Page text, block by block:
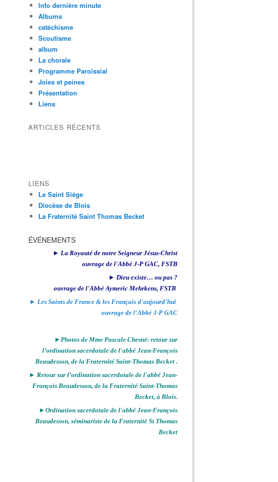
Info dernière minute
Albums
catéchisme
Scoutisme
album
La chorale
Programme Paroissial
Joies et peines
Présentation
Liens
ARTICLES RÉCENTS
LIENS
Le Saint Siège
Diocèse de Blois
La Fraternité Saint Thomas Becket
ÉVÉNEMENTS
► La Royauté de notre Seigneur Jésus-Christ
ouvrage de l'Abbé J-P GAC, FSTB
► Dieu existe… ou pas ?
ouvrage de l'Abbé Aymeric Mehrkens, FSTB
► Les Saints de France & les Français d'aujourd'hui
ouvrage de l'Abbé J-P GAC
►Photos de Mme Pascale Chesné: retour sur
l’ordination sacerdotale de l'abbé Jean-François
Beaudesson, de la Fraternité Saint-Thomas Becket .
► Retour sur l’ordination sacerdotale de l'abbé Jean-
François Beaudesson, de la Fraternité Saint-Thomas
Becket, à Blois.
►Ordination sacerdotale de l'abbé Jean-François
Beaudesson, séminariste de la Fraternité St Thomas
Becket